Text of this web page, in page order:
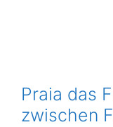
Praia das
zwischen